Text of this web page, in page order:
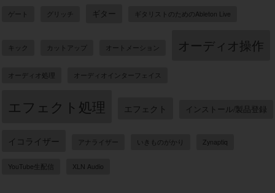
ゲート グリッチ ギター ギタリストのためのAbleton Live
キック カットアップ オートメーション オーディオ操作
オーディオ処理 オーディオインターフェイス
エフェクト処理 エフェクト インストール/製品登録
イコライザー アナライザー いきものがかり Zynaptiq
YouTube生配信 XLN Audio